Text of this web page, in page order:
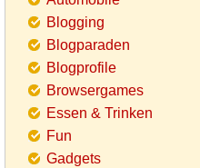
Blogging
Blogparaden
Blogprofile
Browsergames
Essen & Trinken
Fun
Gadgets